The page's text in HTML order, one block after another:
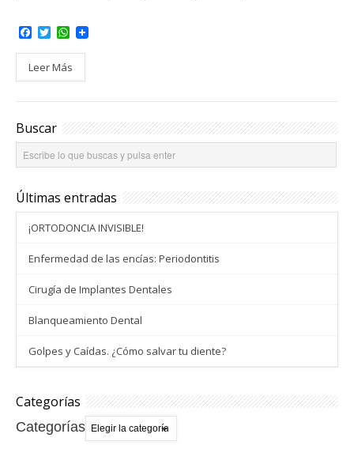
a
c
e
b
o
T
w
i
t
t
r
W
h
a
t
s
p
p
Leer Más
Buscar
Últimas entradas
¡ORTODONCIA INVISIBLE!
Enfermedad de las encías: Periodontitis
Cirugía de Implantes Dentales
Blanqueamiento Dental
Golpes y Caídas. ¿Cómo salvar tu diente?
Categorías
Categorías